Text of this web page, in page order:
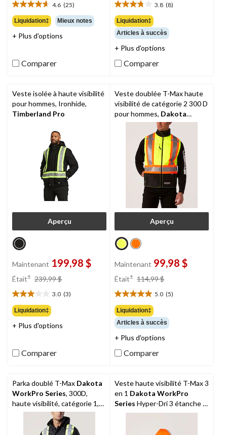
299,98 $
4.6 (25)
4.6
étoile(s)
sur
5.
Liquidation‡ Mieux notes
+ Plus d'options
Comparer
169,98 $
3.8 (8)
3.8
étoile(s)
sur
5.
8
Liquidation‡
Articles à succès
+ Plus d'options
Comparer
Veste isolée à haute visibilité
pour hommes, Ironhide,
Timberland Pro
Aperçu
Maintenant 199,98 $
Était± 239,99 $
239,99 $
3.0 (3)
3.0
étoile(s)
sur
5.
Liquidation‡
+ Plus d'options
Comparer
Veste doublée T-Max haute
visibilité de catégorie 2 300 D
pour hommes, Dakota
WorkPro Series
Aperçu
Maintenant 99,98 $
Était± 114,99 $
114,99 $
5.0 (5)
5.0
étoile(s)
sur
5.
5
Liquidation‡
Articles à succès
+ Plus d'options
Comparer
Parka doublé T-Max Dakota
WorkPro Series, 300D,
haute visibilité, catégorie 1,
pour hommes
Veste haute visibilité T-Max 3
en 1 Dakota WorkPro
Series Hyper-Dri 3 étanche à
l'eau, pour hommes